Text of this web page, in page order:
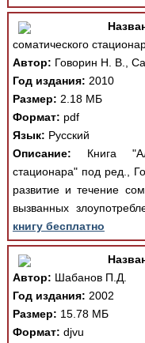
соматического
Автор: Говорин Н. В.,
Год издания: 2010
Размер: 2.18 МБ
Формат: pdf
Язык: Русский
Описание: Книга
стационара" под ред.,
развитие и течение
вызванных
книгу бесплатно
Автор: Шабанов П.Д.
Год издания: 2002
Размер: 15.78 МБ
Формат: djvu